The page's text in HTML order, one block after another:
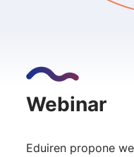
Webinar
Eduiren propone